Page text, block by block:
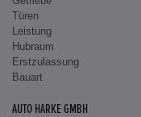
Türen
Leistung
Hubraum
Erstzulassung
Bauart
AUTO HARKE GMBH